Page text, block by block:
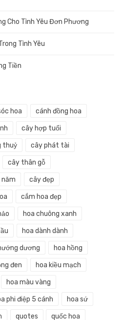
Cho Tình Yêu Đơn Phương
Tình Yêu
Tiền
hoa cánh đồng hoa
cây hợp tuổi
thuỷ cây phát tài
cây thân gỗ
năm cây đẹp
cắm hoa đẹp
hoa chuông xanh
hoa dành dành
dương hoa hồng
đen hoa kiều mạch
hoa màu vàng
phi điệp 5 cánh hoa sứ
quotes quốc hoa